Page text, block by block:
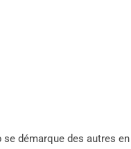
démarque des autres en